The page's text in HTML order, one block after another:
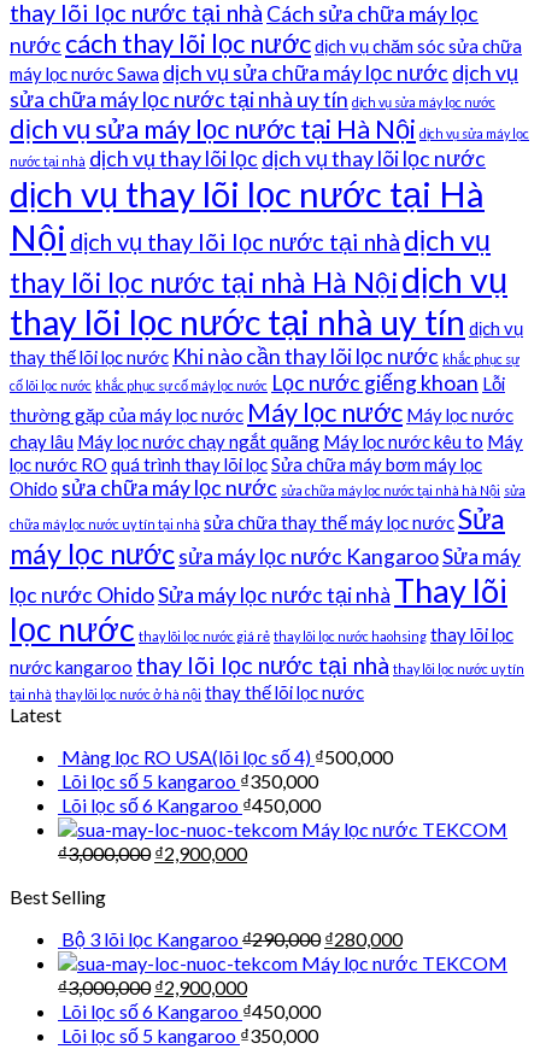
thay lõi lọc nước tại nhà Cách sửa chữa máy lọc
nước cách thay lõi lọc nướcdịch vụ chăm sóc sửa chữa
máy lọc nước Sawa dịch vụ sửa chữa máy lọc nước dịch vụ
sửa chữa máy lọc nước tại nhà uy tín dịch vụ sửa máy lọc nước
dịch vụ sửa máy lọc nước tại Hà Nội dịch vụ sửa máy lọc
nước tại nhà dịch vụ thay lõi lọc dịch vụ thay lõi lọc nước
dịch vụ thay lõi lọc nước tại Hà
Nội dịch vụ thay lõi lọc nước tại nhà dịch vụ
thay lõi lọc nước tại nhà Hà Nộidịch vụ
thay lõi lọc nước tại nhà uy tín dịch vụ
thay thế lõi lọc nước Khi nào cần thay lõi lọc nước khắc phục sự
cố lõi lọc nước khắc phục sự cố máy lọc nước Lọc nước giếng khoan Lỗi
thường gặp của máy lọc nước Máy lọc nước Máy lọc nước
chạy lâu Máy lọc nước chạy ngắt quãng Máy lọc nước kêu to Máy
lọc nước RO quá trình thay lõi lọcSửa chữa máy bơm máy lọc
Ohido sửa chữa máy lọc nước sửa chữa máy lọc nước tại nhà hà Nội sửa
chữa máy lọc nước uy tín tại nhà sửa chữa thay thế máy lọc nướcSửa
máy lọc nướcsửa máy lọc nước KangarooSửa máy
lọc nước OhidoSửa máy lọc nước tại nhà Thay lõi
lọc nước thay lõi lọc nước giá rẻ thay lõi lọc nước haohsing thay lõi lọc
nước kangaroo thay lõi lọc nước tại nhà thay lõi lọc nước uy tín
tại nhà thay lõi lọc nước ở hà nội thay thế lõi lọc nước
Latest
Màng lọc RO USA(lõi lọc số 4) ₫500,000
Lõi lọc số 5 kangaroo ₫350,000
Lõi lọc số 6 Kangaroo ₫450,000
Máy lọc nước TEKCOM
₫3,000,000 ₫2,900,000
Best Selling
Bộ 3 lõi lọc Kangaroo₫290,000 ₫280,000
Máy lọc nước TEKCOM
₫3,000,000 ₫2,900,000
Lõi lọc số 6 Kangaroo ₫450,000
Lõi lọc số 5 kangaroo ₫350,000